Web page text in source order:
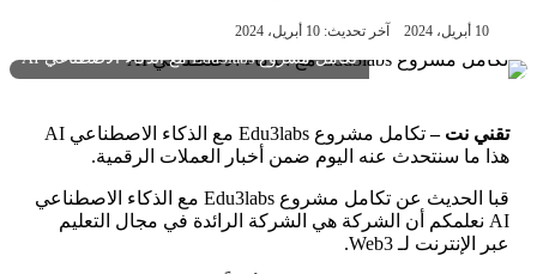
10 أبريل، 2024 آخر تحديث: 10 أبريل، 2024
تكامل مشروع Edu3labs مع الذكاء الاصطناعي AI
تقني نت –
تكامل مشروع Edu3labs مع الذكاء الاصطناعي AI
هذا ما سنتحدث عنه اليوم ضمن أخبار العملات الرقمية.
قبا الحديث عن تكامل مشروع Edu3labs مع الذكاء الاصطناعي
AI نعلمكم أن الشركة هي الشركة الرائدة في مجال التعليم
عبر الإنترنت لـ Web3.